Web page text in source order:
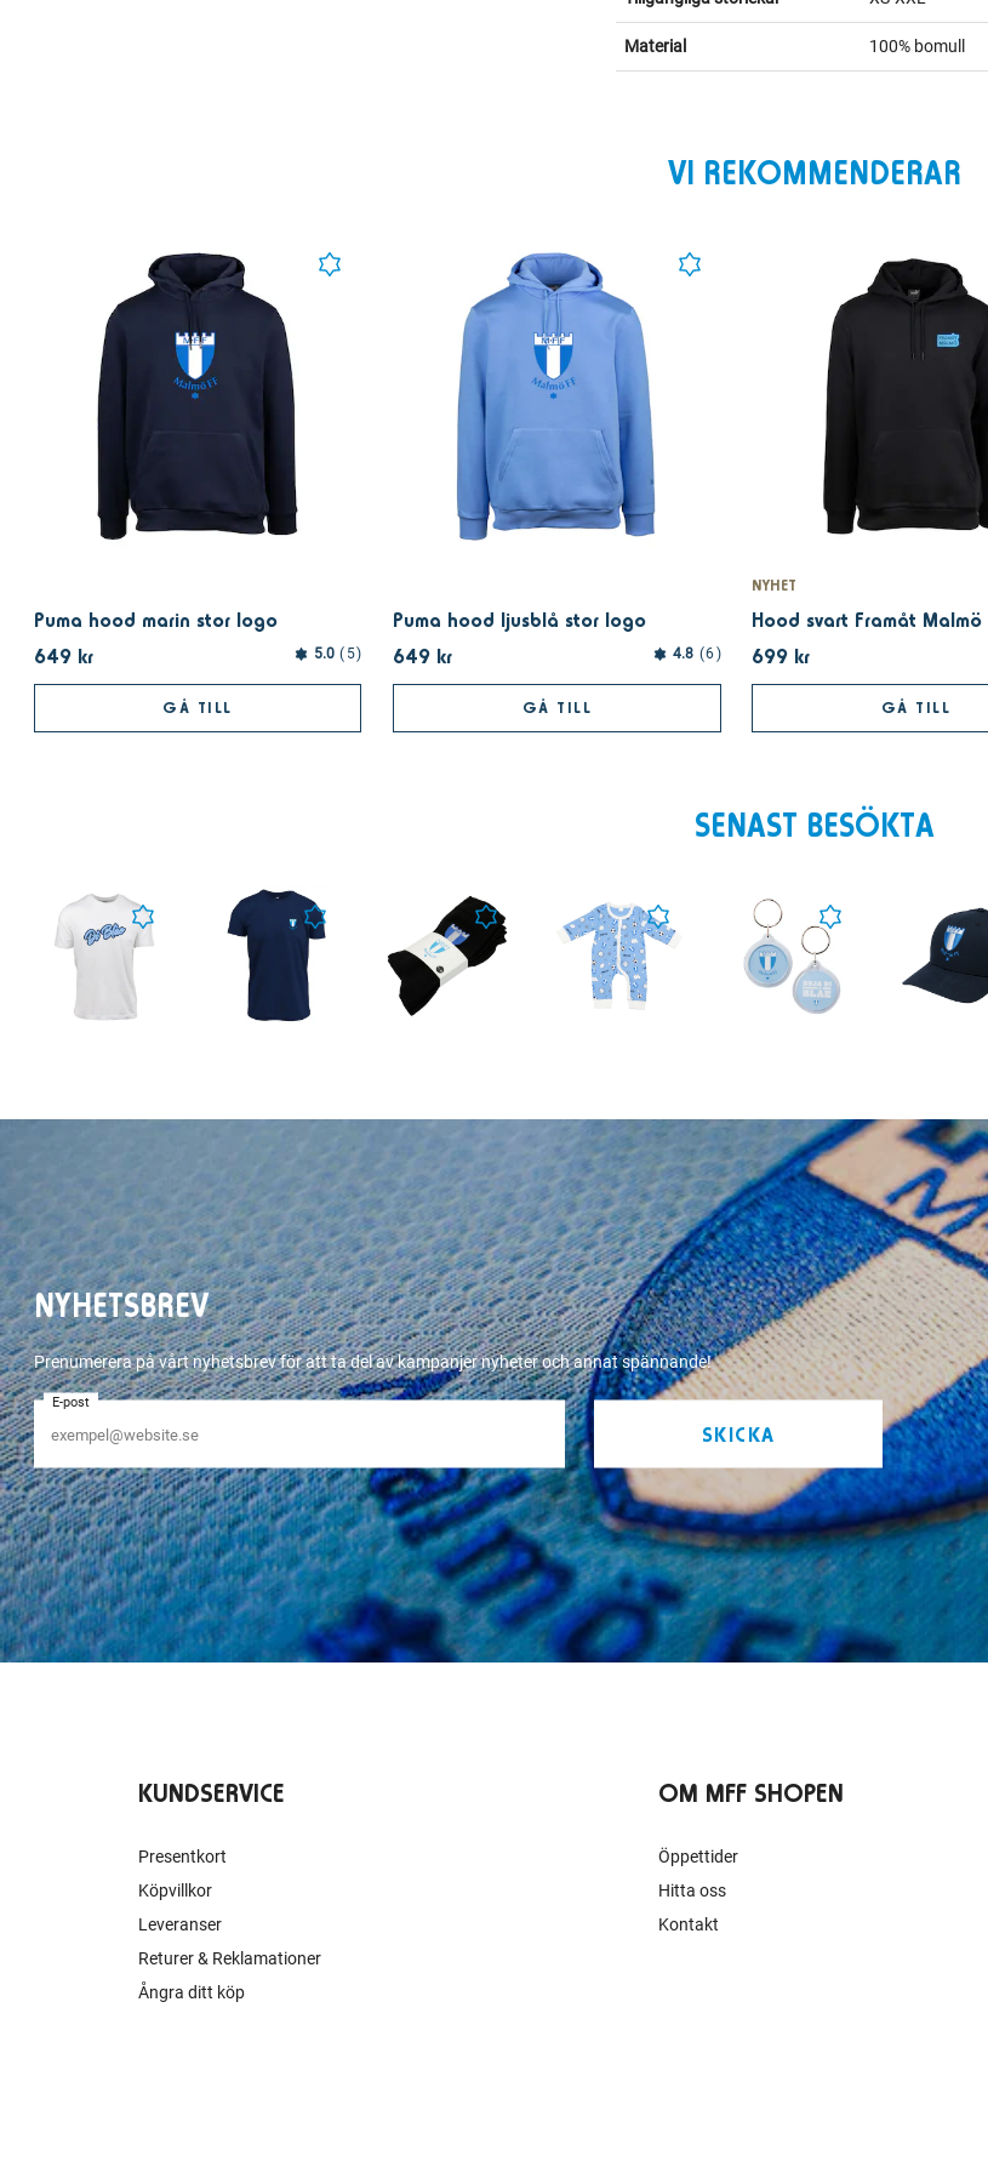
Material 100% bomull
VI REKOMMENDERAR
Puma hood marin stor logo
649 kr
5.0 5
GÅ TILL
Puma hood ljusblå stor logo
649 kr
4.8 6
GÅ TILL
NYHET
Hood svart Framåt Malmö
699 kr
GÅ TILL
SENAST BESÖKTA
NYHETSBREV
Prenumerera på vårt nyhetsbrev för att ta del av kampanjer nyheter och annat spännande!
E-post
SKICKA
KUNDSERVICE
Presentkort
Köpvillkor
Leveranser
Returer & Reklamationer
Ångra ditt köp
OM MFF SHOPEN
Öppettider
Hitta oss
Kontakt